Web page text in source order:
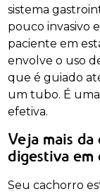
sistema
pouco invasivo
paciente em
envolve o uso
que é guiado
um tubo. É
efetiva.
Veja mais
digestiva em
Seu cachorro